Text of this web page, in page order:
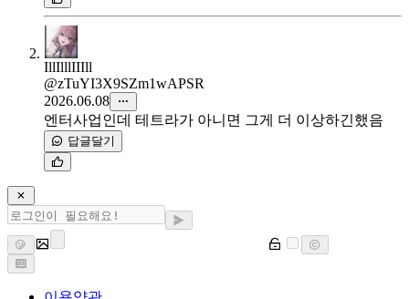
IllIlllIIIll
@zTuYI3X9SZm1wAPSR
2026.06.08
엔터사업인데 테트라가 아니면 그게 더 이상하긴했음
답글달기